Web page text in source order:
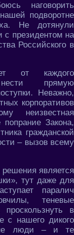
наговорить
подворотне
Не дотянули
президентом на
Российского в
от каждого
нести прямую
Неважно,
корпоративов
неизвестная
попрание Закона,
гражданской
– вызов всему
решения является
тут даже для
паралич
теневые
проскользнуть в
с нашего дикого
люди – и те